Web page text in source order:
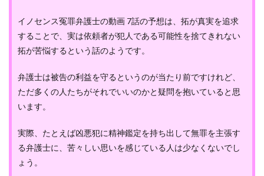
イノセンス冤罪弁護士の動画 7話の予想は、拓が真実を追求
することで、実は依頼者が犯人である可能性を捨てきれない
拓が苦悩するという話のようです。
弁護士は被告の利益を守るというのが当たり前ですけれど、
ただ多くの人たちがそれでいいのかと疑問を抱いていると思
います。
実際、たとえば凶悪犯に精神鑑定を持ち出して無罪を主張す
る弁護士に、苦々しい思いを感じている人は少なくないでし
ょう。